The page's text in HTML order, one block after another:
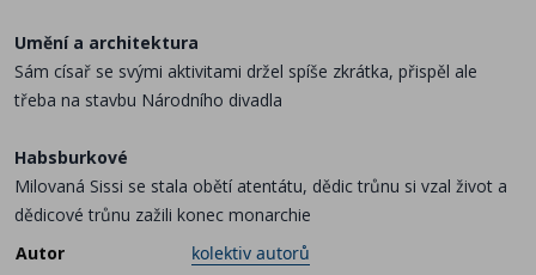
Umění a architektura
Sám císař se svými aktivitami držel spíše zkrátka, přispěl ale
třeba na stavbu Národního divadla
Habsburkové
Milovaná Sissi se stala obětí atentátu, dědic trůnu si vzal život a
dědicové trůnu zažili konec monarchie
Autor
kolektiv autorů